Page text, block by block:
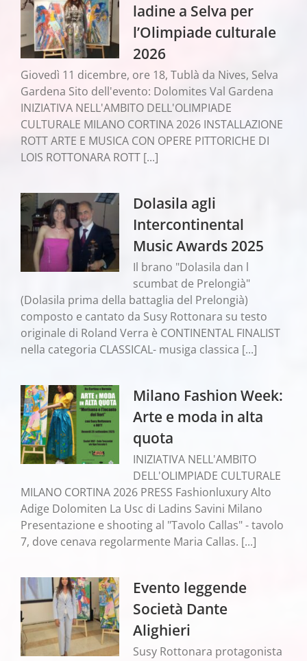
ladine a Selva per
l’Olimpiade culturale
2026
Giovedì 11 dicembre, ore 18, Tublà da Nives, Selva
Gardena Sito dell'evento: Dolomites Val Gardena
INIZIATIVA NELL'AMBITO DELL'OLIMPIADE
CULTURALE MILANO CORTINA 2026 INSTALLAZIONE
ROTT ARTE E MUSICA CON OPERE PITTORICHE DI
LOIS ROTTONARA ROTT [...]
Dolasila agli
Intercontinental
Music Awards 2025
Il brano "Dolasila dan l
scumbat de Prelongià"
(Dolasila prima della battaglia del Prelongià)
composto e cantato da Susy Rottonara su testo
originale di Roland Verra è CONTINENTAL FINALIST
nella categoria CLASSICAL- musiga classica [...]
Milano Fashion Week:
Arte e moda in alta
quota
INIZIATIVA NELL'AMBITO
DELL'OLIMPIADE CULTURALE
MILANO CORTINA 2026 PRESS Fashionluxury Alto
Adige Dolomiten La Usc di Ladins Savini Milano
Presentazione e shooting al "Tavolo Callas" - tavolo
7, dove cenava regolarmente Maria Callas. [...]
Evento leggende
Società Dante
Alighieri
Susy Rottonara protagonista